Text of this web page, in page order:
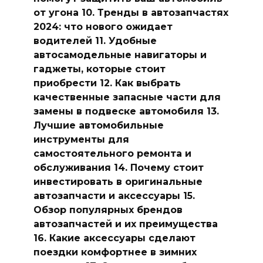
от угона 10. Тренды в автозапчастях
2024: что нового ожидает
водителей 11. Удобные
автосамодельные навигаторы и
гаджеты, которые стоит
приобрести 12. Как выбрать
качественные запасные части для
замены в подвеске автомобиля 13.
Лучшие автомобильные
инструменты для
самостоятельного ремонта и
обслуживания 14. Почему стоит
инвестировать в оригинальные
автозапчасти и аксессуары 15.
Обзор популярных брендов
автозапчастей и их преимущества
16. Какие аксессуары сделают
поездки комфортнее в зимних